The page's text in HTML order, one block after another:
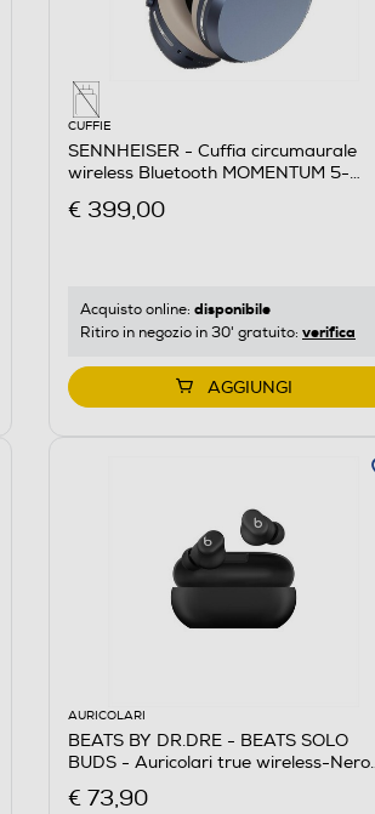
CUFFIE
SENNHEISER - Cuffia circumaurale
wireless Bluetooth MOMENTUM 5-
€ 399,00
Acquisto online: disponibile
Ritiro in negozio in 30' gratuito: verifica
AGGIUNGI
AURICOLARI
BEATS BY DR.DRE - BEATS SOLO
BUDS - Auricolari true wireless-Nero
€ 73,90